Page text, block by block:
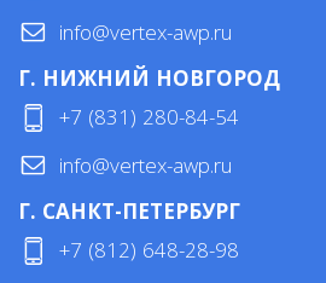
info@vertex-awp.ru
Г. НИЖНИЙ НОВГОРОД
+7 (831) 280-84-54
info@vertex-awp.ru
Г. САНКТ-ПЕТЕРБУРГ
+7 (812) 648-28-98